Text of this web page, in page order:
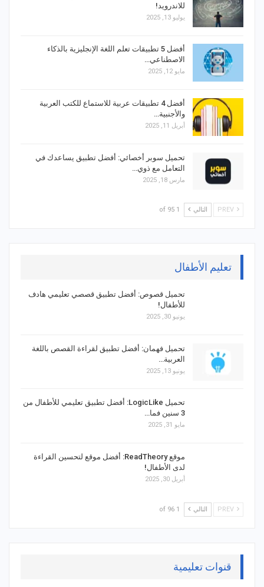
للاندرويد!
يوليو 13, 2025
أفضل 5 تطبيقات تعلم اللغة الإنجليزية بالذكاء
الاصطناعي…
مايو 12, 2025
أفضل 4 تطبيقات عربية للاستماع للكتب العربية
والأجنبية…
أبريل 11, 2025
تحميل سوبر أخصائي: أفضل تطبيق يساعدك في
التعامل مع ذوي…
مارس 18, 2025
التالي 1 of 95
تعليم الأطفال
تحميل قصوص: أفضل تطبيق قصصي تعليمي هادف
للأطفال!
يونيو 30, 2025
تحميل فهمان: أفضل تطبيق لقراءة القصص باللغة
العربية…
يونيو 13, 2025
تحميل LogicLike: أفضل تطبيق تعليمي للأطفال من
3 سنين فما…
مايو 31, 2025
موقع ReadTheory: أفضل موقع لتحسين القراءة
لدى الأطفال!
أبريل 30, 2025
التالي 1 of 96
قنوات تعليمية